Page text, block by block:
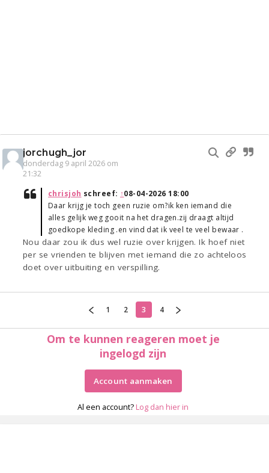
jorchugh_jor
donderdag 9 april 2026 om
21:32
chrisjoh schreef: ↑08-04-2026 18:00
Daar krijg je toch geen ruzie om?ik ken iemand die
alles gelijk weg gooit na het dragen.zij draagt altijd
goedkope kleding .en vind dat ik veel te veel bewaar .
Nou daar zou ik dus wel ruzie over krijgen. Ik hoef niet
per se vrienden te blijven met iemand die zo achteloos
doet over uitbuiting en verspilling.
1 2 3 4
Om te kunnen reageren moet je
ingelogd zijn
Account aanmaken
Al een account? Log dan hier in